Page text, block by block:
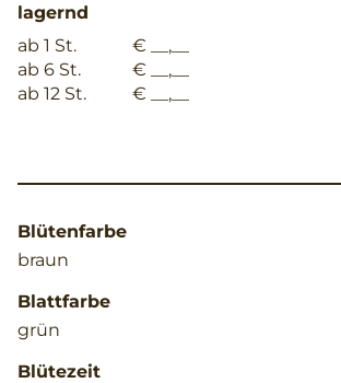
lagernd
ab 1 St.
€ __,__
ab 6 St.
€ __,__
ab 12 St.
€ __,__
Blütenfarbe
braun
Blattfarbe
grün
Blütezeit